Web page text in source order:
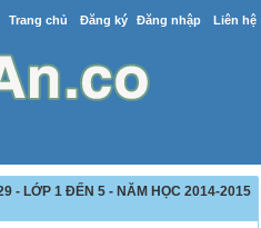
Trang chủ Đăng ký Đăng nhập Liên hệ
- LỚP 1 ĐẾN 5 - NĂM HỌC 2014-2015